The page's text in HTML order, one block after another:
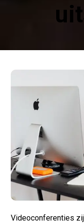
Videoconferenties